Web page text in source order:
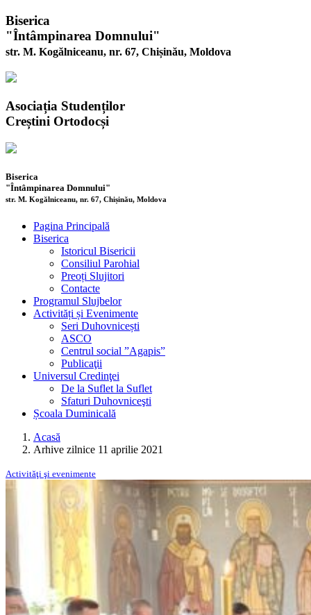
Biserica
"Întâmpinarea Domnului"
str. M. Kogălniceanu, nr. 67, Chișinău, Moldova
Asociația Studenților
Creștini Ortodocși
Biserica
"Întâmpinarea Domnului"
str. M. Kogălniceanu, nr. 67, Chișinău, Moldova
Pagina Principală
Biserica
Istoricul Bisericii
Consiliul Parohial
Preoți Slujitori
Contacte
Programul Slujbelor
Activități și Evenimente
Seri Duhovnicești
ASCO
Centrul social ”Agapis”
Publicaţii
Universul Credinţei
De la Suflet la Suflet
Sfaturi Duhovniceşti
Școala Duminicală
Acasă
Arhive zilnice 11 aprilie 2021
Activităţi şi evenimente